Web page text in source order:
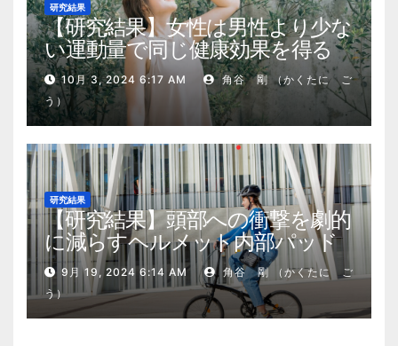
研究結果
【研究結果】女性は男性より少な
い運動量で同じ健康効果を得る
10月 3, 2024 6:17 AM
角谷 剛 （かくたに ご
う）
研究結果
【研究結果】頭部への衝撃を劇的
に減らすヘルメット内部パッド
9月 19, 2024 6:14 AM
角谷 剛 （かくたに ご
う）